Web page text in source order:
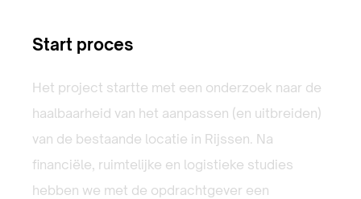
Start proces
Het project startte met een onderzoek naar de
haalbaarheid van het aanpassen (en uitbreiden)
van de bestaande locatie in Rijssen. Na
financiële, ruimtelijke en logistieke studies
hebben we met de opdrachtgever een